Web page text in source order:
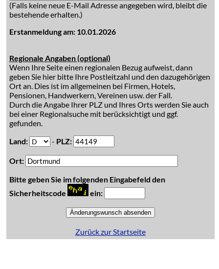
(Falls keine neue E-Mail Adresse angegeben wird, bleibt die
bestehende erhalten.)
Erstanmeldung am: 10.01.2026
Regionale Angaben (optional)
Wenn Ihre Seite einen regionalen Bezug aufweist, dann
geben Sie hier bitte Ihre Postleitzahl und den dazugehörigen
Ort an. Dies ist im allgemeinen bei Firmen, Hotels,
Pensionen, Handwerkern, Vereinen usw. der Fall.
Durch die Angabe Ihrer PLZ und Ihres Orts werden Sie auch
bei einer Regionalsuche mit berücksichtigt und ggf.
gefunden.
Land:
- PLZ:
Ort:
Bitte geben Sie im folgenden Eingabefeld den
Sicherheitscode
ein:
Zurück zur Startseite